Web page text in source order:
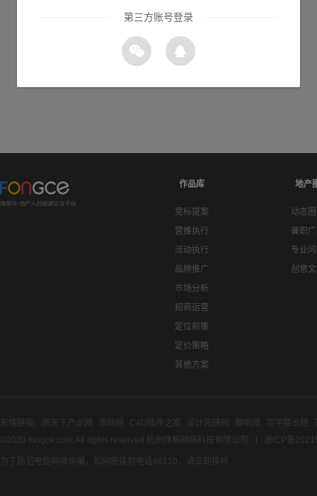
作品库
竞标提案
营推执行
活动执行
品牌推广
市场分析
招商运营
定位前策
定价策略
其他方案
地产
动态
兼职
专业
创意
友情链接: 房天下产业网 活动网 C4D插件之家 设计先锋网 猫啃网 写字楼出租
©2020 fongce.com.All rights reserved 杭州烽格网络科技有限公司
浙ICP备
为了防范电信网络诈骗，如网民接到电话96110，请立即接听
第三方账号登录